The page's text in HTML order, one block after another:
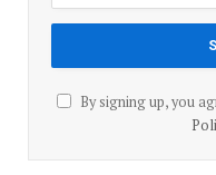
By signing up, you